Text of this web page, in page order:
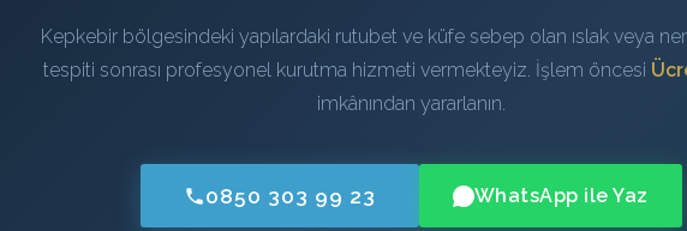
Kepkebir bölgesindeki yapılardaki rutubet ve küfe sebep olan ıslak veya
tespiti sonrası profesyonel kurutma hizmeti vermekteyiz. İşlem öncesi
imkânından yararlanın.
0850 303 99 23 WhatsApp ile Yaz